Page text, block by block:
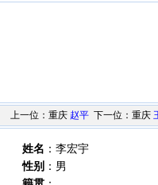
上一位：重庆 赵平 下一位：重庆
姓名 ：李宏宇
性别 ：男